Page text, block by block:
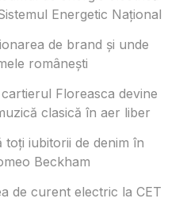
Energetic Național
de brand și unde
românești
Floreasca devine
clasică în aer liber
toți iubitorii de denim în
Beckham
de curent electric la CET